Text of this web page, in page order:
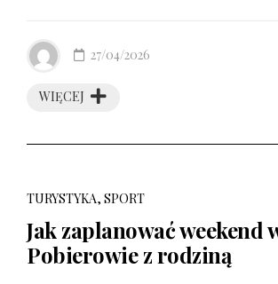
WIĘCEJ
27/04/2026
TURYSTYKA, SPORT
Jak zaplanować weekend
Pobierowie z rodziną